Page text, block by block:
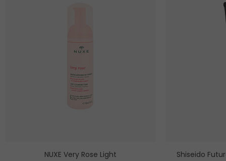
NUXE Very Rose Light
Shiseido